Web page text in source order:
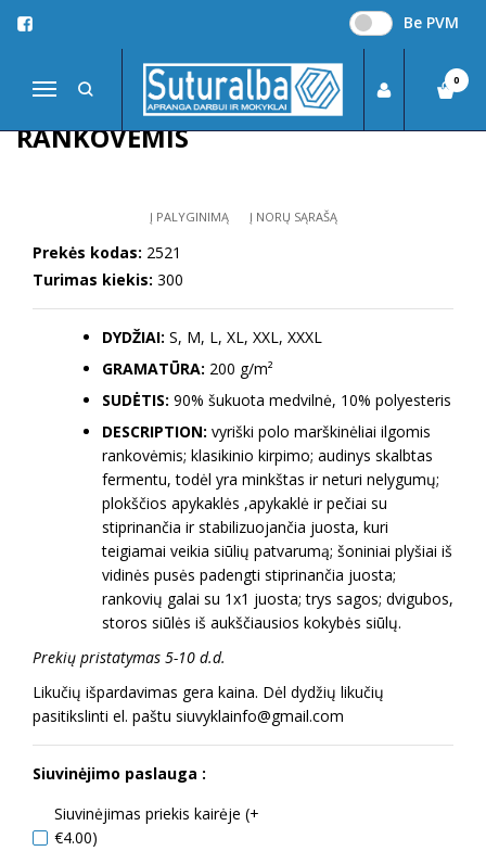
Be PVM
Navigacija
0
Pagrindinis
DŽEMPERIAI, LIEMENĖS, MARŠKINĖLIAI
Polo marškinėliai
POLO MARŠKINĖLIAI ILGOMIS RANKOVĖMIS
POLO MARŠKINĖLIAI ILGOMIS
RANKOVĖMIS
Į PALYGINIMĄ Į NORŲ SĄRAŠĄ
Prekės kodas: 2521
Turimas kiekis: 300
DYDŽIAI: S, M, L, XL, XXL, XXXL
GRAMATŪRA: 200 g/m²
SUDĖTIS: 90% šukuota medvilnė, 10% polyesteris
DESCRIPTION: vyriški polo marškinėliai ilgomis
rankovėmis; klasikinio kirpimo; audinys skalbtas
fermentu, todėl yra minkštas ir neturi nelygumų;
plokščios apykaklės ,apykaklė ir pečiai su
stiprinančia ir stabilizuojančia juosta, kuri
teigiamai veikia siūlių patvarumą; šoniniai plyšiai iš
vidinės pusės padengti stiprinančia juosta;
rankovių galai su 1x1 juosta; trys sagos; dvigubos,
storos siūlės iš aukščiausios kokybės siūlų.
Prekių pristatymas 5-10 d.d.
Likučių išpardavimas gera kaina. Dėl dydžių likučių
pasitikslinti el. paštu siuvyklainfo@gmail.com
Siuvinėjimo paslauga :
Siuvinėjimas priekis kairėje (+
€4.00)